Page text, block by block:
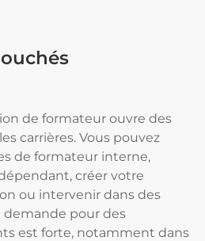
de formateur ouvre des
carrières. Vous pouvez
de formateur interne,
créer votre
ou intervenir dans des
demande pour des
est forte, notamment dans